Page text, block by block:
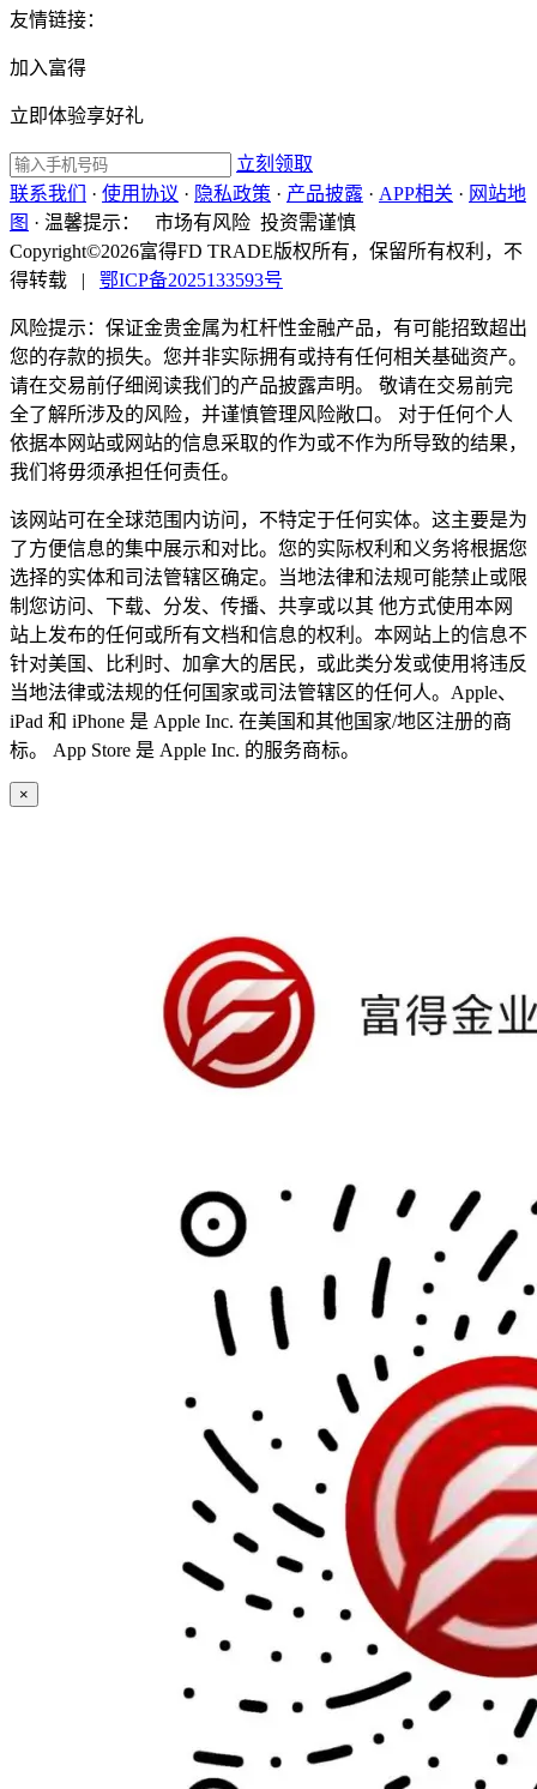
友情链接：
加入富得
立即体验享好礼
立刻领取
联系我们
· 使用协议 · 隐私政策 · 产品披露 · APP相关 · 网站地
图 · 温馨提示：
市场有风险 投资需谨慎
Copyright©2026富得FD TRADE版权所有，保留所有权利，不
得转载
| 鄂ICP备2025133593号
风险提示：保证金贵金属为杠杆性金融产品，有可能招致超出
您的存款的损失。您并非实际拥有或持有任何相关基础资产。
请在交易前仔细阅读我们的产品披露声明。 敬请在交易前完
全了解所涉及的风险，并谨慎管理风险敞口。 对于任何个人
依据本网站或网站的信息采取的作为或不作为所导致的结果，
我们将毋须承担任何责任。
该网站可在全球范围内访问，不特定于任何实体。这主要是为
了方便信息的集中展示和对比。您的实际权利和义务将根据您
选择的实体和司法管辖区确定。当地法律和法规可能禁止或限
制您访问、下载、分发、传播、共享或以其 他方式使用本网
站上发布的任何或所有文档和信息的权利。本网站上的信息不
针对美国、比利时、加拿大的居民，或此类分发或使用将违反
当地法律或法规的任何国家或司法管辖区的任何人。Apple、
iPad 和 iPhone 是 Apple Inc. 在美国和其他国家/地区注册的商
标。 App Store 是 Apple Inc. 的服务商标。
×